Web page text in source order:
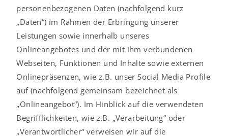
personenbezogenen Daten (nachfolgend kurz
„Daten“) im Rahmen der Erbringung unserer
Leistungen sowie innerhalb unseres
Onlineangebotes und der mit ihm verbundenen
Webseiten, Funktionen und Inhalte sowie externen
Onlinepräsenzen, wie z.B. unser Social Media Profile
auf (nachfolgend gemeinsam bezeichnet als
„Onlineangebot“). Im Hinblick auf die verwendeten
Begrifflichkeiten, wie z.B. „Verarbeitung“ oder
„Verantwortlicher“ verweisen wir auf die